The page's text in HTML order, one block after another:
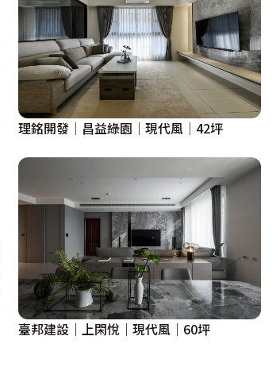
理銘開發│昌益綠園│現代風│42坪
臺邦建設｜上閑悅｜現代風｜60坪